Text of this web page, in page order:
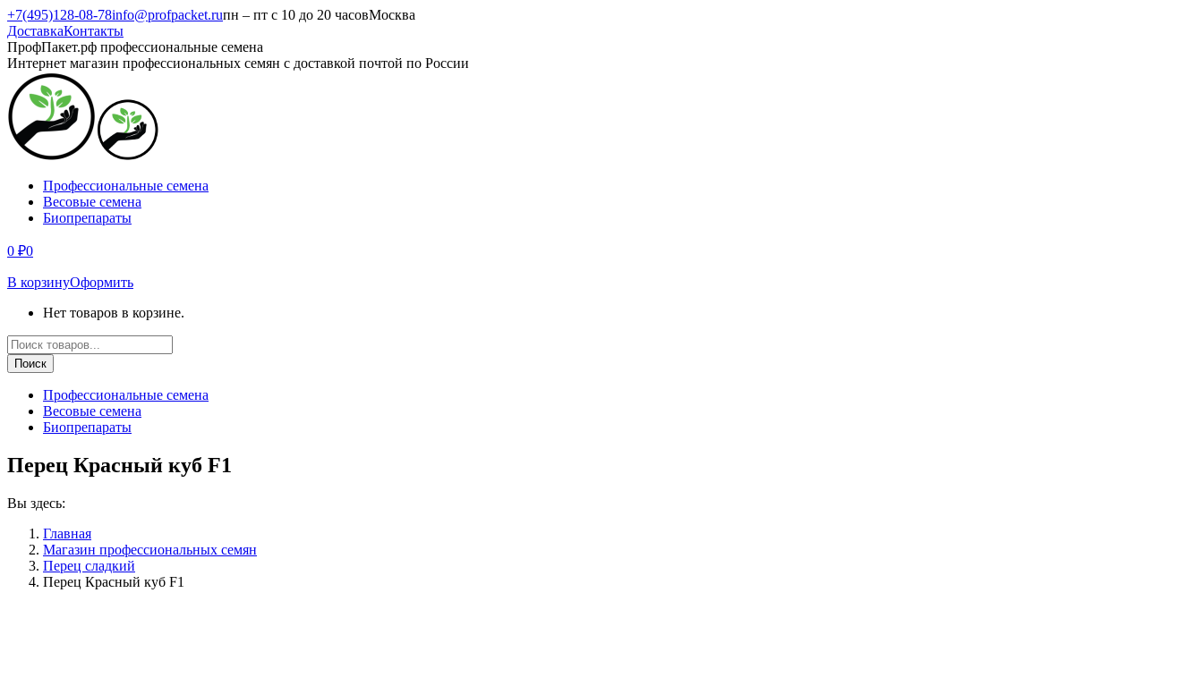
Перейти
к
содержанию
+7(495)128-08-78info@profpacket.ruпн – пт с 10 до 20 часовМосква
ДоставкаКонтакты
Facebook
page
opens
in
new
window
Одноклассники
page
opens
in
new
window
Instagram
page
opens
in
new
window
Вконтакте
page
opens
in
new
window
Viber
page
opens
in
new
window
Whatsapp
page
opens
in
new
window
ПрофПакет.рф профессиональные семена
Интернет магазин профессиональных семян с доставкой почтой по России
Профессиональные семена
Весовые семена
Биопрепараты
0 ₽0
В корзинуОформить
Нет товаров в корзине.
Поиск
товаров
Поиск
Профессиональные семена
Весовые семена
Биопрепараты
Перец Красный куб F1
Вы здесь:
Главная
Магазин профессиональных семян
Перец сладкий
Перец Красный куб F1